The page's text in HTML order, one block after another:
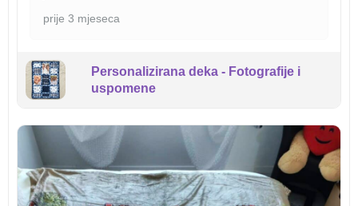
prije 3 mjeseca
Personalizirana deka - Fotografije i
uspomene